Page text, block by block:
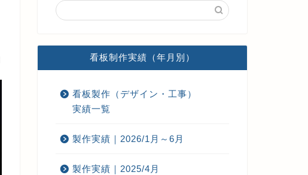
看板制作実績（年月別）
看板製作（デザイン・工事）
実績一覧
製作実績｜2026/1月～6月
製作実績｜2025/4月